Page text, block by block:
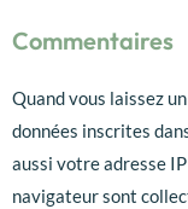
Commentaires
Quand vous laissez
données inscrites
aussi votre adresse
navigateur sont